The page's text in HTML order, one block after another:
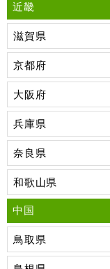
近畿
滋賀県
京都府
大阪府
兵庫県
奈良県
和歌山県
中国
鳥取県